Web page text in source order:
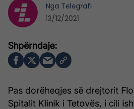
Pas dorëheqjes së drejtorit
Spitalit Klinik i Tetovës, i cili
Nga Telegrafi
13/12/2021